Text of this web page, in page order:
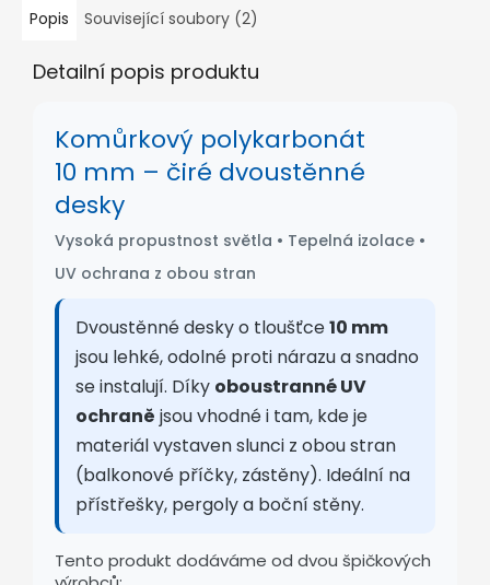
Popis Související soubory (2)
Detailní popis produktu
Komůrkový polykarbonát
10 mm – čiré dvoustěnné
desky
Vysoká propustnost světla • Tepelná izolace •
UV ochrana z obou stran
Dvoustěnné desky o tloušťce10 mm
jsou lehké, odolné proti nárazu a snadno
se instalují. Díky oboustranné UV
ochraně jsou vhodné i tam, kde je
materiál vystaven slunci z obou stran
(balkonové příčky, zástěny). Ideální na
přístřešky, pergoly a boční stěny.
Tento produkt dodáváme od dvou špičkových